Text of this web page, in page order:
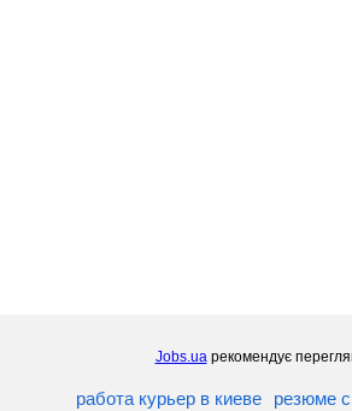
Jobs.uaрекомендує
работа курьер в киеве
резюме